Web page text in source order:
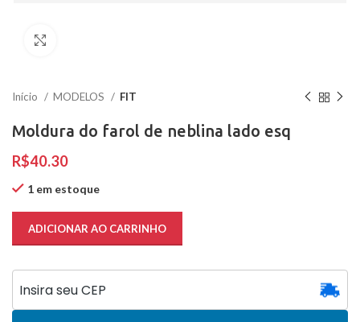
Início MODELOS FIT
Moldura do farol de neblina lado esq
R$
1 em estoque
ADICIONAR AO CARRINHO